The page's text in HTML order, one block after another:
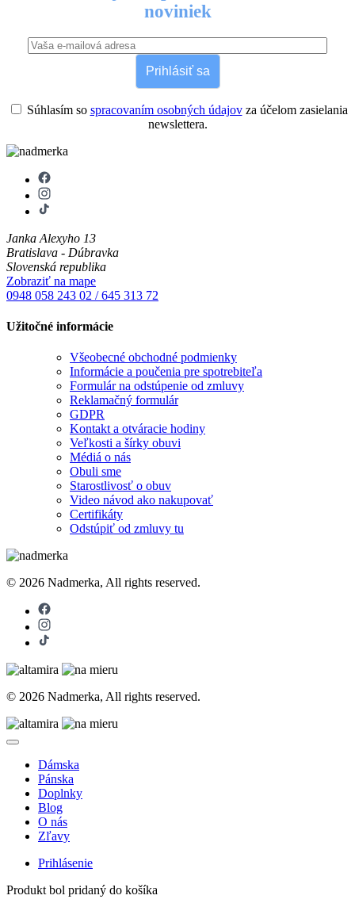
noviniek
Prihlásiť sa
Súhlasím so spracovaním osobných údajovza účelom zasielania
newslettera.
Janka Alexyho 13
Bratislava - Dúbravka
Slovenská republika
Zobraziť na mape
0948 058 243 02 / 645 313 72
Užitočné informácie
Všeobecné obchodné podmienky
Informácie a poučenia pre spotrebiteľa
Formulár na odstúpenie od zmluvy
Reklamačný formulár
GDPR
Kontakt a otváracie hodiny
Veľkosti a šírky obuvi
Médiá o nás
Obuli sme
Starostlivosť o obuv
Video návod ako nakupovať
Certifikáty
Odstúpiť od zmluvy tu
© 2026 Nadmerka, All rights reserved.
© 2026 Nadmerka, All rights reserved.
Dámska
Pánska
Doplnky
Blog
O nás
Zľavy
Prihlásenie
Produkt bol pridaný do košíka